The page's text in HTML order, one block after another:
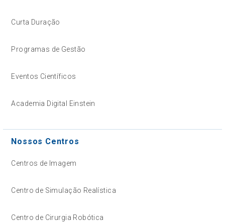
Curta Duração
Programas de Gestão
Eventos Científicos
Academia Digital Einstein
Nossos Centros
Centros de Imagem
Centro de Simulação Realística
Centro de Cirurgia Robótica